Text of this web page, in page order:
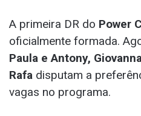
A primeira DR do Power
oficialmente formada.
Paula e Antony,
Rafa disputam a
vagas no programa.